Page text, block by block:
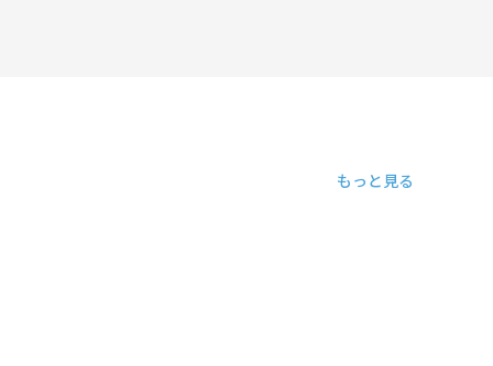
もっと見る